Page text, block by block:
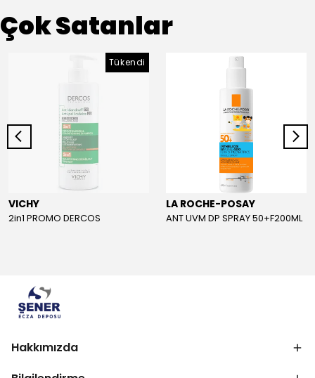
Çok Satanlar
Tükendi
VICHY
2in1 PROMO DERCOS
LA ROCHE-POSAY
ANT UVM DP SPRAY 50+F200ML
Hakkımızda